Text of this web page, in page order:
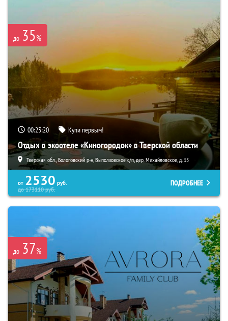
до 35%
00:23:19 Купи первым!
Отдых в экоотеле «Киногородок» в Тверской области
Тверская обл., Бологовский р-н, Выползовское с/п, дер. Михайловское, д. 15
от 2530 руб.
до173110руб.
ПОДРОБНЕЕ
до 37%